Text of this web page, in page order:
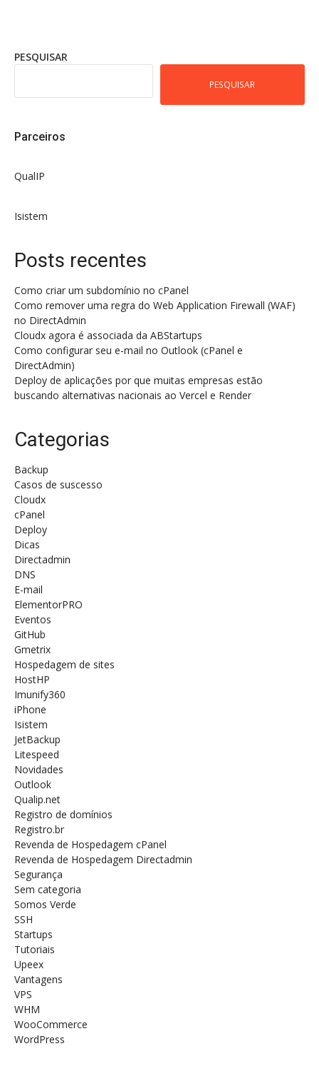
PESQUISAR
PESQUISAR
Parceiros
QualIP
Isistem
Posts recentes
Como criar um subdomínio no cPanel
Como remover uma regra do Web Application Firewall (WAF)
no DirectAdmin
Cloudx agora é associada da ABStartups
Como configurar seu e-mail no Outlook (cPanel e
DirectAdmin)
Deploy de aplicações por que muitas empresas estão
buscando alternativas nacionais ao Vercel e Render
Categorias
Backup
Casos de suscesso
Cloudx
cPanel
Deploy
Dicas
Directadmin
DNS
E-mail
ElementorPRO
Eventos
GitHub
Gmetrix
Hospedagem de sites
HostHP
Imunify360
iPhone
Isistem
JetBackup
Litespeed
Novidades
Outlook
Qualip.net
Registro de domínios
Registro.br
Revenda de Hospedagem cPanel
Revenda de Hospedagem Directadmin
Segurança
Sem categoria
Somos Verde
SSH
Startups
Tutoriais
Upeex
Vantagens
VPS
WHM
WooCommerce
WordPress